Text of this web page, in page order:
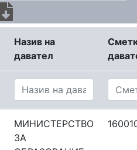
Назив на
давател
МИНИСТЕРСТВО
ЗА